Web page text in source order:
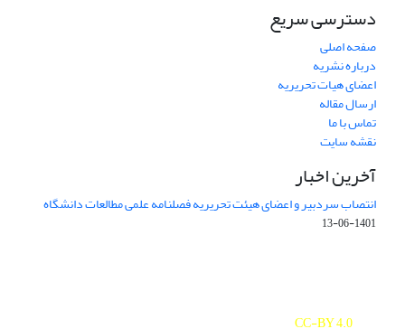
دسترسی سریع
صفحه اصلی
درباره نشریه
اعضای هیات تحریریه
ارسال مقاله
تماس با ما
نقشه سایت
آخرین اخبار
انتصاب سردبیر و اعضای هیئت تحریریه فصلنامه علمی مطالعات دانشگاه
1401-06-13
CC-BY 4.0